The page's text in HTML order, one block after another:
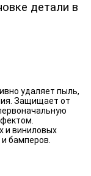
детали в
удаляет пыль,
Защищает от
и виниловых
бамперов.